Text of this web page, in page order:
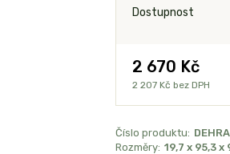
Dostupnost
2 670 Kč
2 207 Kč bez DPH
Číslo produktu:
Rozměry: 19,7 x 95,3 x